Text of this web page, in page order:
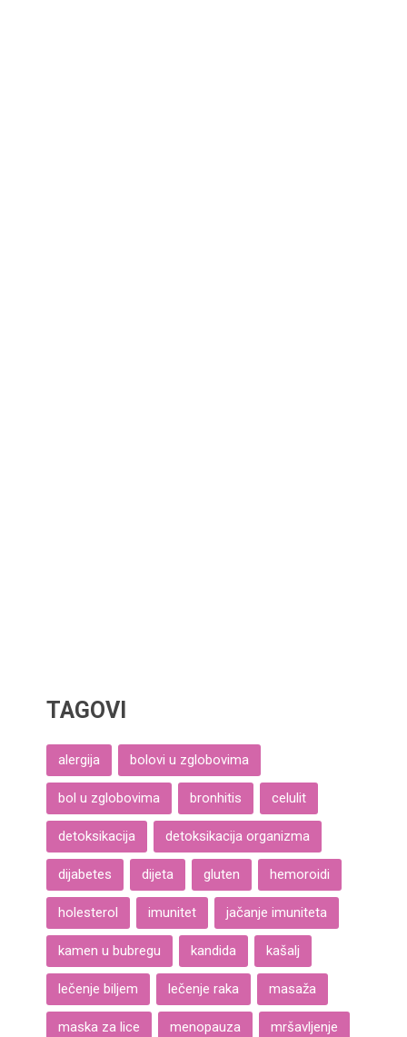
TAGOVI
alergija bolovi u zglobovima
bol u zglobovima bronhitis celulit
detoksikacija detoksikacija organizma
dijabetes dijeta gluten hemoroidi
holesterol imunitet jačanje imuniteta
kamen u bubregu kandida kašalj
lečenje biljem lečenje raka masaža
maska za lice menopauza mršavljenje